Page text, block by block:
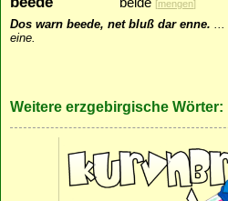
beide [mengen]
Dos warn beede, net bluß dar enne. ...
eine.
Weitere erzgebirgische Wörter: